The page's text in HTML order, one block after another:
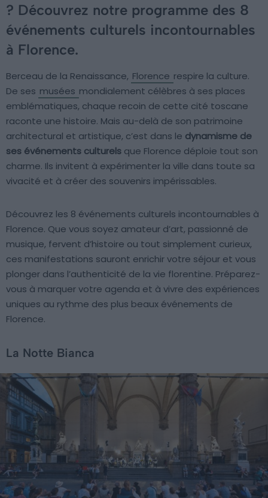
? Découvrez notre programme des 8
événements culturels incontournables
à Florence.
Berceau de la Renaissance, Florence respire la culture.
De ses musées mondialement célèbres à ses places
emblématiques, chaque recoin de cette cité toscane
raconte une histoire. Mais au-delà de son patrimoine
architectural et artistique, c’est dans le dynamisme de
ses événements culturels que Florence déploie tout son
charme. Ils invitent à expérimenter la ville dans toute sa
vivacité et à créer des souvenirs impérissables.
Découvrez les 8 événements culturels incontournables à
Florence. Que vous soyez amateur d’art, passionné de
musique, fervent d’histoire ou tout simplement curieux,
ces manifestations sauront enrichir votre séjour et vous
plonger dans l’authenticité de la vie florentine. Préparez-
vous à marquer votre agenda et à vivre des expériences
uniques au rythme des plus beaux événements de
Florence.
La Notte Bianca